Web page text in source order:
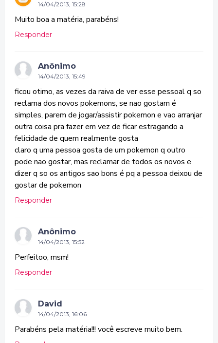
14/04/2013, 15:28
Muito boa a matéria, parabéns!
Responder
Anônimo
14/04/2013, 15:49
ficou otimo, as vezes da raiva de ver esse pessoal q so
reclama dos novos pokemons, se nao gostam é
simples, parem de jogar/assistir pokemon e vao arranjar
outra coisa pra fazer em vez de ficar estragando a
felicidade de quem realmente gosta
claro q uma pessoa gosta de um pokemon q outro
pode nao gostar, mas reclamar de todos os novos e
dizer q so os antigos sao bons é pq a pessoa deixou de
gostar de pokemon
Responder
Anônimo
14/04/2013, 15:52
Perfeitoo, msm!
Responder
David
14/04/2013, 16:06
Parabéns pela matéria!!! você escreve muito bem.